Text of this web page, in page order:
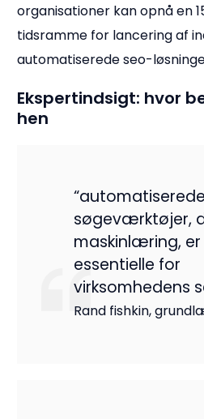
organisationer kan opnå en
tidsramme for lancering af
automatiserede seo-
Ekspertindsigt: hvor
hen
“automatiserede
søgeværktøjer,
maskinlæring,
essentielle for
virksomhedens
Rand fishkin,